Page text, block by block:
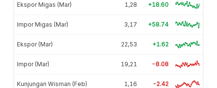
Ekspor Migas (Mar) 1,28 +18.60
Impor Migas (Mar) 3,17 +58.74
Ekspor (Mar) 22,53 +1.62
Impor (Mar) 19,21 -8.08
Kunjungan Wisman (Feb) 1,16 -2.42